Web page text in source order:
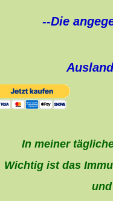
--Die
In meiner
Wichtig ist das